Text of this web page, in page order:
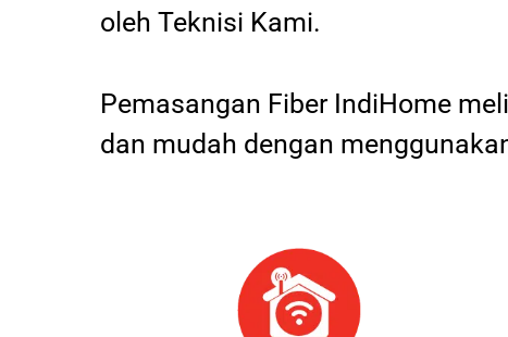
oleh Teknisi Kami.
Pemasangan Fiber IndiHome
dan mudah dengan